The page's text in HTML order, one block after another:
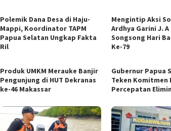
Polemik Dana Desa di Haju-
Mappi, Koordinator TAPM
Papua Selatan Ungkap Fakta
Ril
Mengintip Aksi
Ardhya Garini J. A
Songsong Hari
Ke-79
Produk UMKM Merauke Banjir
Pengunjung di HUT Dekranas
ke-46 Makassar
Gubernur Papua
Teken Komitmen
Percepatan